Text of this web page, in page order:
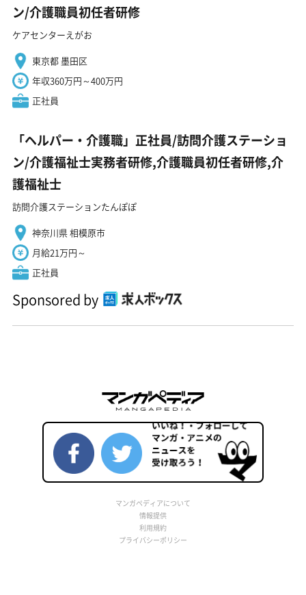
ン/介護職員初任者研修
ケアセンターえがお
東京都 墨田区
年収360万円～400万円
正社員
「ヘルパー・介護職」正社員/訪問介護ステーショ
ン/介護福祉士実務者研修,介護職員初任者研修,介
護福祉士
訪問介護ステーションたんぽぽ
神奈川県 相模原市
月給21万円～
正社員
Sponsored by
マンガペディアについて
情報提供
利用規約
プライバシーポリシー